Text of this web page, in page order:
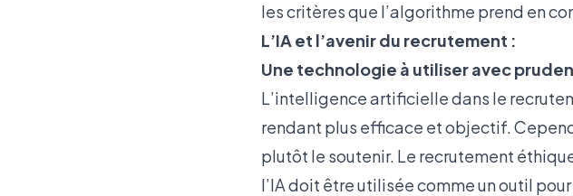
les critères que l’algorithme prend en
L’IA et l’avenir du recrutement :
Une technologie à utiliser avec
L’intelligence artificielle dans le
rendant plus efficace et objectif.
plutôt le soutenir. Le recrutement
l’IA doit être utilisée comme un outil